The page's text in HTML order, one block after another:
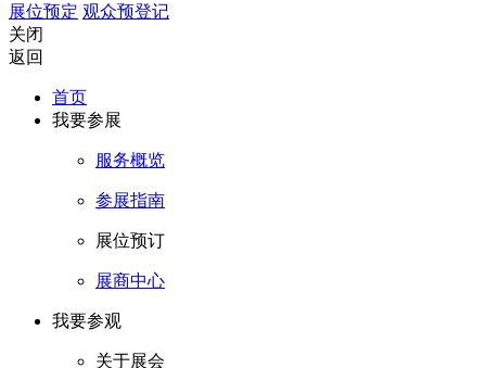
展位预定 观众预登记
关闭
返回
首页
我要参展
服务概览
参展指南
展位预订
展商中心
我要参观
关于展会